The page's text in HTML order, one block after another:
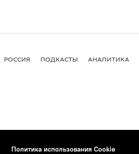
РОССИЯ ПОДКАСТЫ АНАЛИТИКА
Политика использования Cookie